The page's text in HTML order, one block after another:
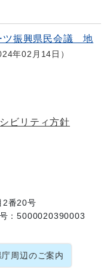
ツ振興県民会議 地
年02月14日
ビリティ方針
2番20号
：5000020390003
庁周辺のご案内